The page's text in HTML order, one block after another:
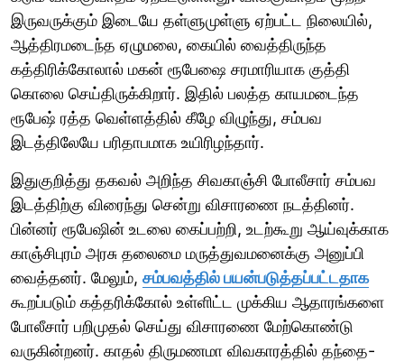
இருவருக்கும் இடையே தள்ளுமுள்ளு ஏற்பட்ட நிலையில்,
ஆத்திரமடைந்த ஏழுமலை, கையில் வைத்திருந்த
கத்திரிக்கோலால் மகன் ரூபேஷை சரமாரியாக குத்தி
கொலை செய்திருக்கிறார். இதில் பலத்த காயமடைந்த
ரூபேஷ் ரத்த வெள்ளத்தில் கீழே விழுந்து, சம்பவ
இடத்திலேயே பரிதாபமாக உயிரிழந்தார்.
இதுகுறித்து தகவல் அறிந்த சிவகாஞ்சி போலீசார் சம்பவ
இடத்திற்கு விரைந்து சென்று விசாரணை நடத்தினர்.
பின்னர் ரூபேஷின் உடலை கைப்பற்றி, உடற்கூறு ஆய்வுக்காக
காஞ்சிபுரம் அரசு தலைமை மருத்துவமனைக்கு அனுப்பி
வைத்தனர். மேலும், சம்பவத்தில் பயன்படுத்தப்பட்டதாக
கூறப்படும் கத்தரிக்கோல் உள்ளிட்ட முக்கிய ஆதாரங்களை
போலீசார் பறிமுதல் செய்து விசாரணை மேற்கொண்டு
வருகின்றனர். காதல் திருமணமா விவகாரத்தில் தந்தை-